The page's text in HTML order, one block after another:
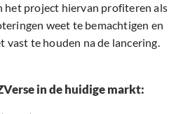
het project hiervan profiteren als
weet te bemachtigen en
vast te houden na de lancering.
in de huidige markt: